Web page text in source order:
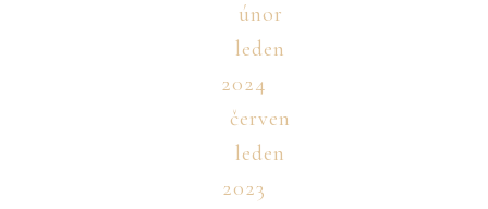
únor
leden
2024
červen
leden
2023